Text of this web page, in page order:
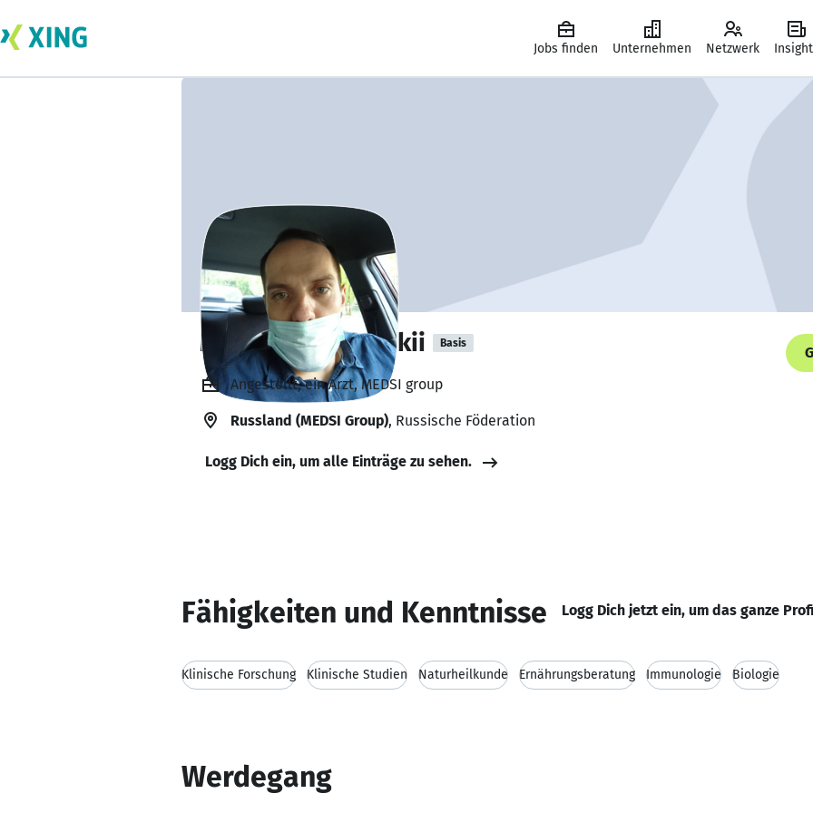
Jobs finden Unternehmen Netzwerk
Mikhail Korenevskii Basis
Angestellt, ein Arzt, MEDSI group
Russland (MEDSI Group), Russische Föderation
Logg Dich ein, um alle Einträge zu sehen.
Fähigkeiten und Kenntnisse Logg Dich jetzt ein, um das ganze
Klinische Forschung Klinische Studien Naturheilkunde Ernährungsberatung Immunologie Biologie
Werdegang